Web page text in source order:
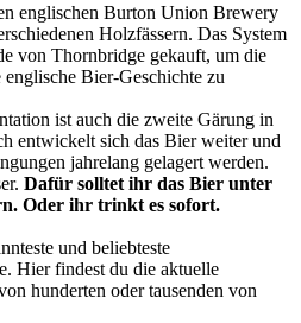
englischen Burton Union Brewery
Holzfässern. Das System
von Thornbridge gekauft, um die
Bier-Geschichte zu
ist auch die zweite Gärung in
entwickelt sich das Bier weiter und
jahrelang gelagert werden.
Dafür solltet ihr das Bier unter
Oder ihr trinkt es sofort.
und beliebteste
Hier findest du die aktuelle
hunderten oder tausenden von